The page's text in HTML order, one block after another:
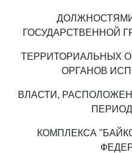
ГОСУДАРСТВЕННОЙ
ТЕРРИТОРИАЛЬНЫХ
ОРГАНОВ
ВЛАСТИ,
КОМПЛЕКСА